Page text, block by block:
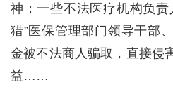
神；一些不法医疗机构负责
猎”医保管理部门领导干部
金被不法商人骗取，直接侵
益……